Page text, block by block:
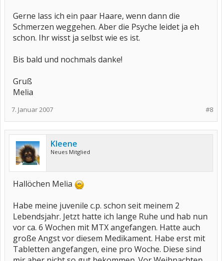
Gerne lass ich ein paar Haare, wenn dann die
Schmerzen weggehen. Aber die Psyche leidet ja eh
schon. Ihr wisst ja selbst wie es ist.
Bis bald und nochmals danke!
Gruß
Melia
#8
7. Januar 2007
Kleene
Neues Mitglied
Hallöchen Melia
Habe meine juvenile c.p. schon seit meinem 2
Lebendsjahr. Jetzt hatte ich lange Ruhe und hab nun
vor ca. 6 Wochen mit MTX angefangen. Hatte auch
große Angst vor diesem Medikament. Habe erst mit
Tabletten angefangen, eine pro Woche. Diese sind